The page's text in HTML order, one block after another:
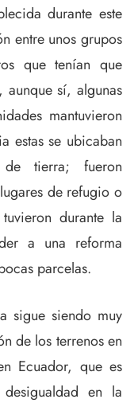
durante este
entre unos grupos
que tenían que
aunque sí, algunas
mantuvieron
estas se ubicaban
tierra; fueron
de refugio o
durante la
a una reforma
parcelas.
sigue siendo muy
de los terrenos en
Ecuador, que es
en la